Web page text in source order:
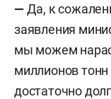
— Да, к
заявления
мы можем
миллионов тонн
достаточно